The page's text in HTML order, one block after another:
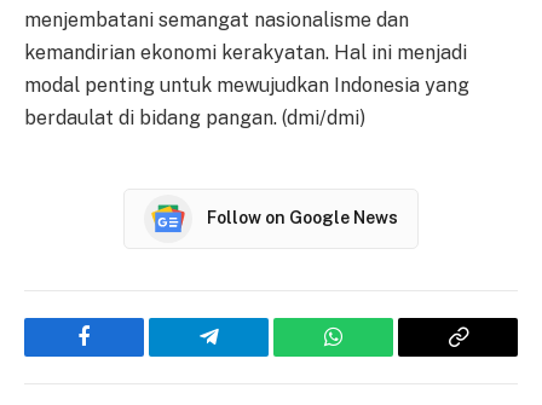
menjembatani semangat nasionalisme dan
kemandirian ekonomi kerakyatan. Hal ini menjadi
modal penting untuk mewujudkan Indonesia yang
berdaulat di bidang pangan. (dmi/dmi)
Follow on Google News
Facebook Telegram WhatsApp
Copy